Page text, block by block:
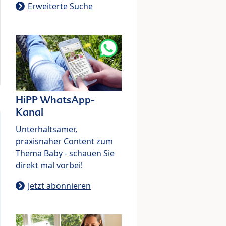
Erweiterte Suche
HiPP WhatsApp-
Kanal
Unterhaltsamer,
praxisnaher Content zum
Thema Baby - schauen Sie
direkt mal vorbei!
Jetzt abonnieren